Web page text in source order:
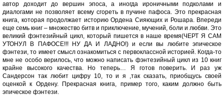
автор доходит до вершин эпоса, а иногда ироничными подколами и
диалогами не позволяет всему сгореть в пучине пафоса. Это прекрасная
книга, которая продолжает историю Ордена Сияющих и Рошара. Впереди
еще семь книг – множество битв и приключение, мучений, боли и любви. Это
великий фэнтезийный цикл, который пишется в наше время(ЧЕРТ Я САМ
УТОНУЛ В ПАФОСЕ!!! НУ ДА И ЛАДНО!) и если вы любите эпическое
фэнтези, то имеет смысл ознакомиться с первоклассной историей. Когда-то
мне не особо верилось, что можно написать фэнтезийный цикл из 10 книг
крайне высокого качества. Но теперь… Я готов поверить. И раз уж
Сандерсон так любит цифру 10, то и я ,так сказать, приобщусь своей
оценкой к Ордену. Прекрасная книга, пример того, каким должно быть
эпическое фэнтези.